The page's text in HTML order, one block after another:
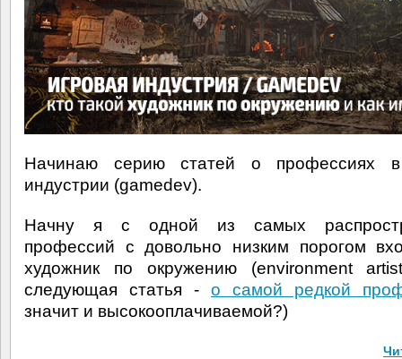
Начинаю серию статей о профессиях в
индустрии (gamedev).
Начну я с одной из самых
профессий с довольно низким порогом
художник по окружению (environment
следующая статья - о самой редкой
значит и высокооплачиваемой?)